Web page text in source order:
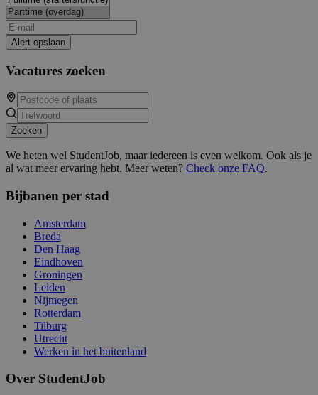
Alert opslaan
Vacatures zoeken
Zoeken
We heten wel StudentJob, maar iedereen is even welkom. Ook als je
al wat meer ervaring hebt. Meer weten? Check onze FAQ.
Bijbanen per stad
Amsterdam
Breda
Den Haag
Eindhoven
Groningen
Leiden
Nijmegen
Rotterdam
Tilburg
Utrecht
Werken in het buitenland
Over StudentJob